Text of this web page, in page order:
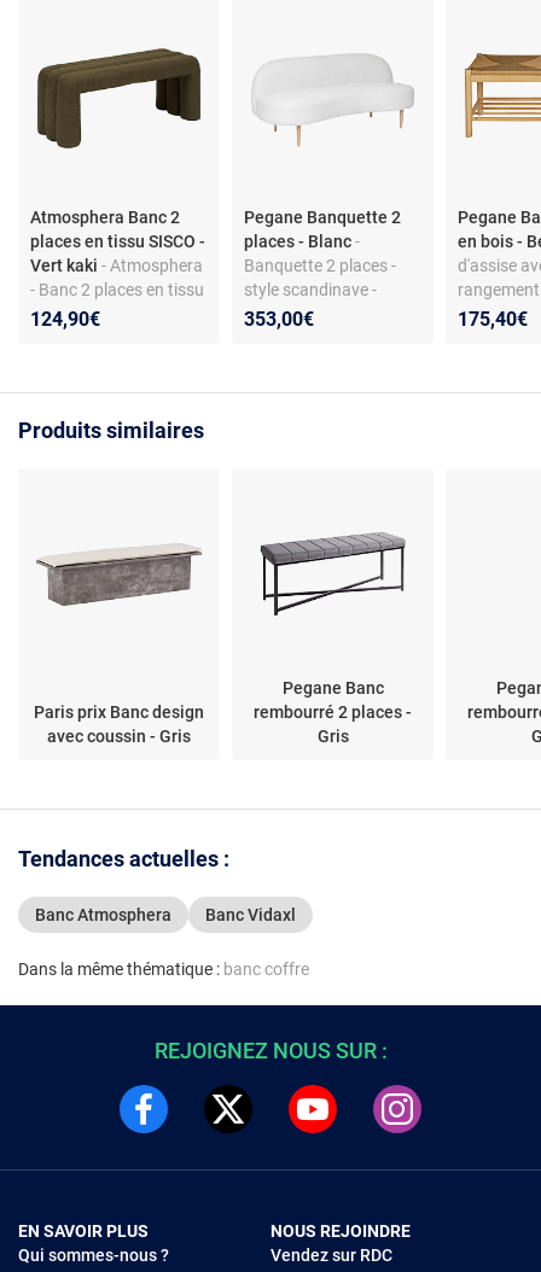
Atmosphera Banc 2
places en tissu SISCO -
Vert kaki - Atmosphera
- Banc 2 places en tissu
SISCO - Vert kaki -
124,90€
Pegane Banquette 2
places - Blanc-
Banquette 2 places -
style scandinave -
revêtement tissu -
353,00€
Pegane
en bois -
d'assise
175,40€
Produits similaires
Paris prix Banc design
avec coussin - Gris
Pegane Banc
rembourré 2 places -
Gris
Tendances actuelles :
Banc Atmosphera Banc Vidaxl
Dans la même thématique : banc coffre
REJOIGNEZ NOUS SUR :
EN SAVOIR PLUS
Qui sommes-nous ?
NOUS REJOINDRE
Vendez sur RDC